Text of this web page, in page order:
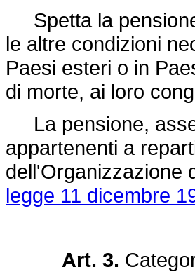
Spetta la
le altre condizioni
Paesi esteri o in
di morte, ai loro
La pensione,
appartenenti a
dell'Organizzazione
legge 11 dicembre
Art. 3.